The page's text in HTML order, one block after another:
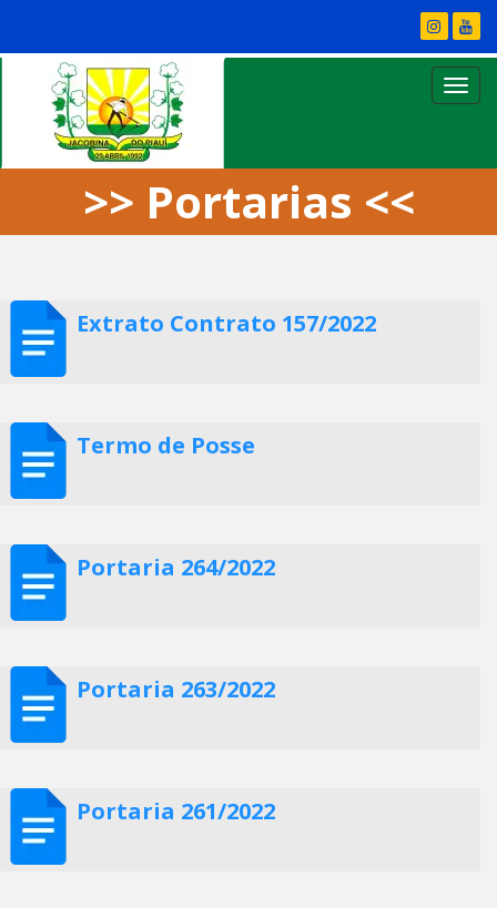
>> Portarias <<
Extrato Contrato 157/2022
Termo de Posse
Portaria 264/2022
Portaria 263/2022
Portaria 261/2022